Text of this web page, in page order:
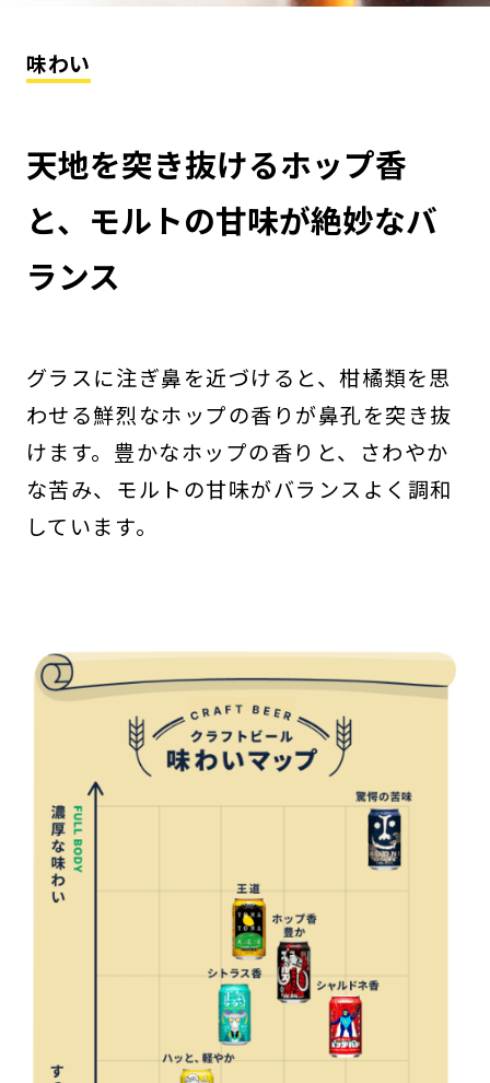
味わい
天地を突き抜けるホップ香
と、モルトの甘味が絶妙なバ
ランス
グラスに注ぎ鼻を近づけると、柑橘類を思
わせる鮮烈なホップの香りが鼻孔を突き抜
けます。豊かなホップの香りと、さわやか
な苦み、モルトの甘味がバランスよく調和
しています。